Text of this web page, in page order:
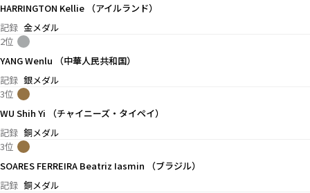
HARRINGTON Kellie （アイルランド）
記録 金メダル
2位
YANG Wenlu （中華人民共和国）
記録 銀メダル
3位
WU Shih Yi （チャイニーズ・タイペイ）
記録 銅メダル
3位
SOARES FERREIRA Beatriz Iasmin （ブラジル）
記録 銅メダル